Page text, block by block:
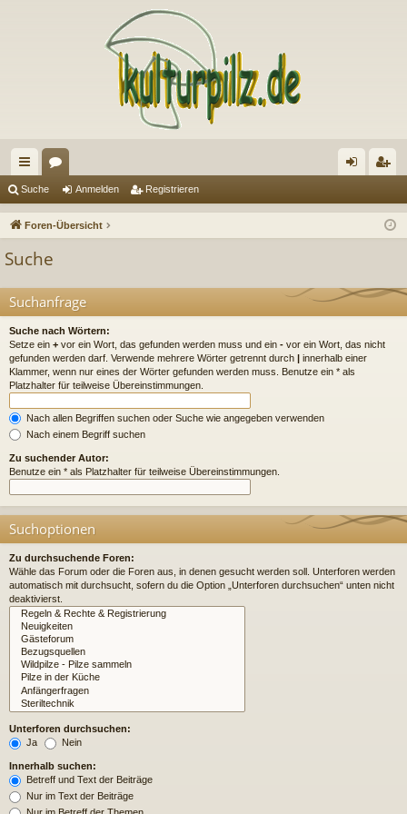
ch
ne
riff
en m
n
ist
n
Suche Anmelden Registrieren
Foren-Übersicht
Suche
Suchanfrage
Suche nach Wörtern:
Setze ein + vor ein Wort, das gefunden werden muss und ein - vor ein Wort, das nicht
gefunden werden darf. Verwende mehrere Wörter getrennt durch | innerhalb einer
Klammer, wenn nur eines der Wörter gefunden werden muss. Benutze ein * als
Platzhalter für teilweise Übereinstimmungen.
Nach allen Begriffen suchen oder Suche wie angegeben verwenden
Nach einem Begriff suchen
Zu suchender Autor:
Benutze ein * als Platzhalter für teilweise Übereinstimmungen.
Suchoptionen
Zu durchsuchende Foren:
Wähle das Forum oder die Foren aus, in denen gesucht werden soll. Unterforen werden
automatisch mit durchsucht, sofern du die Option „Unterforen durchsuchen“ unten nicht
deaktivierst.
Unterforen durchsuchen:
Ja
Nein
Innerhalb suchen:
Betreff und Text der Beiträge
Nur im Text der Beiträge